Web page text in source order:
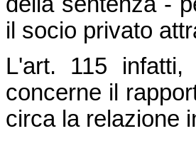
il socio privato
L'art. 115
concerne il
circa la relazione